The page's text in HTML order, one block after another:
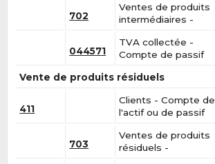
702
Ventes de produits
intermédiaires -
044571
TVA collectée -
Compte de passif
Vente de produits résiduels
411
Clients - Compte de
l'actif ou de passif
703
Ventes de produits
résiduels -